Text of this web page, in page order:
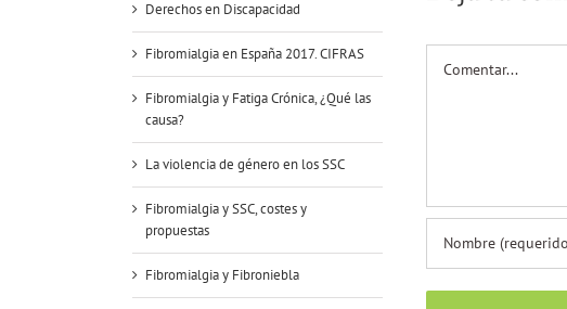
Derechos en Discapacidad
Fibromialgia en España 2017. CIFRAS
Fibromialgia y Fatiga Crónica, ¿Qué las
causa?
La violencia de género en los SSC
Fibromialgia y SSC, costes y
propuestas
Fibromialgia y Fibroniebla